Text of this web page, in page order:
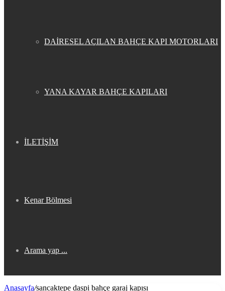
DAİRESEL AÇILAN BAHÇE KAPI MOTORLARI
YANA KAYAR BAHÇE KAPILARI
İLETİŞİM
Kenar Bölmesi
Arama yap ...
Anasayfa/sancaktepe daspi bahçe garaj kapısı